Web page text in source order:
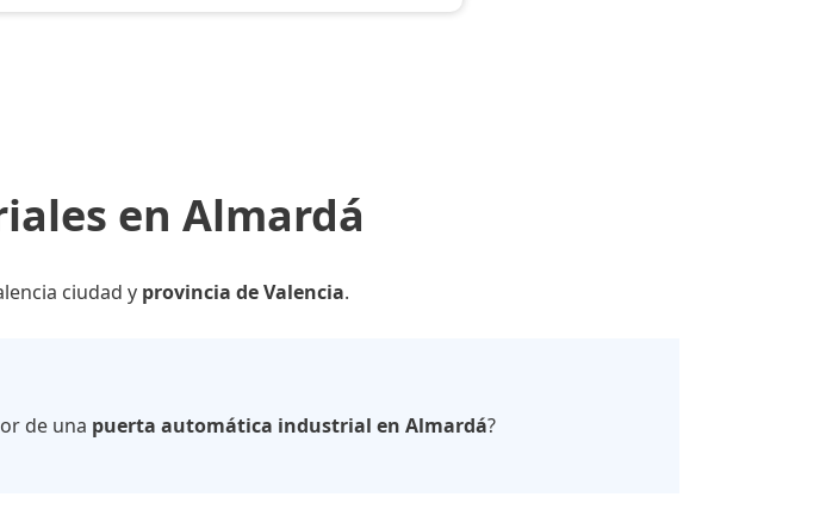
en Almardá
ciudad y provincia de Valencia.
de una puerta automática industrial en Almardá?